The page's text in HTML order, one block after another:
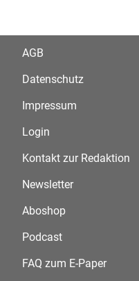
AGB
Datenschutz
Impressum
Login
Kontakt zur Redaktion
Newsletter
Aboshop
Podcast
FAQ zum E-Paper